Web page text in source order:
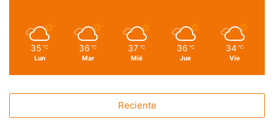
35 ℃
Lun
36 ℃
Mar
37 ℃
Mié
36 ℃
Jue
34 ℃
Vie
Reciente